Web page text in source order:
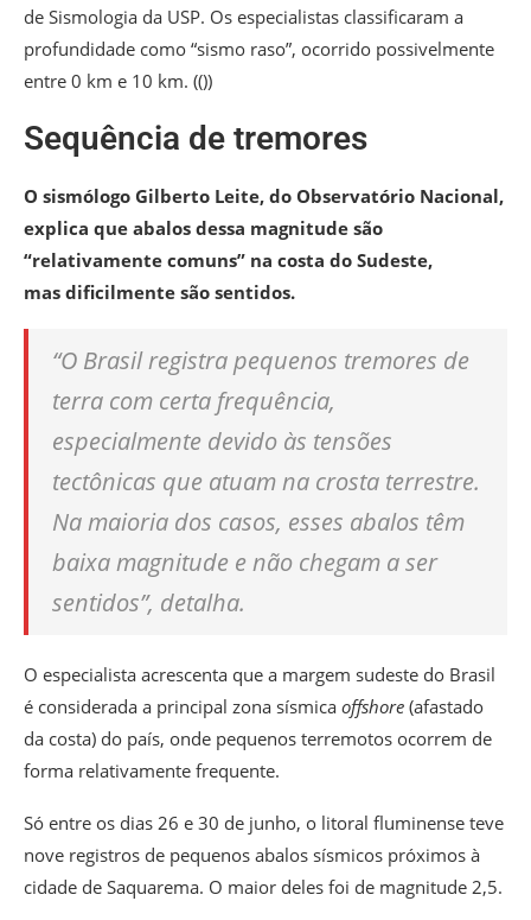
de Sismologia da USP. Os especialistas classificaram a
profundidade como “sismo raso”, ocorrido possivelmente
entre 0 km e 10 km. (())
Sequência de tremores
O sismólogo Gilberto Leite, do Observatório Nacional,
explica que abalos dessa magnitude são
“relativamente comuns” na costa do Sudeste,
mas dificilmente são sentidos.
“O Brasil registra pequenos tremores de
terra com certa frequência,
especialmente devido às tensões
tectônicas que atuam na crosta terrestre.
Na maioria dos casos, esses abalos têm
baixa magnitude e não chegam a ser
sentidos”, detalha.
O especialista acrescenta que a margem sudeste do Brasil
é considerada a principal zona sísmica offshore (afastado
da costa) do país, onde pequenos terremotos ocorrem de
forma relativamente frequente.
Só entre os dias 26 e 30 de junho, o litoral fluminense teve
nove registros de pequenos abalos sísmicos próximos à
cidade de Saquarema. O maior deles foi de magnitude 2,5.